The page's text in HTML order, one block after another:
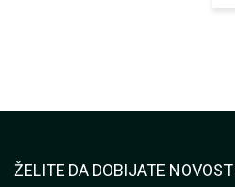
ŽELITE DA DOBIJATE